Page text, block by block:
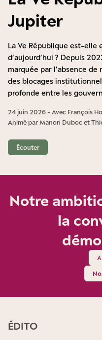
Jupiter
La Ve République est-elle
d’aujourd’hui ? Depuis
marquée par l’absence
des blocages
profonde entre les
24 juin 2026 - Avec François
Animé par Manon Duboc et
Écouter
Notre
la
ÉDITO